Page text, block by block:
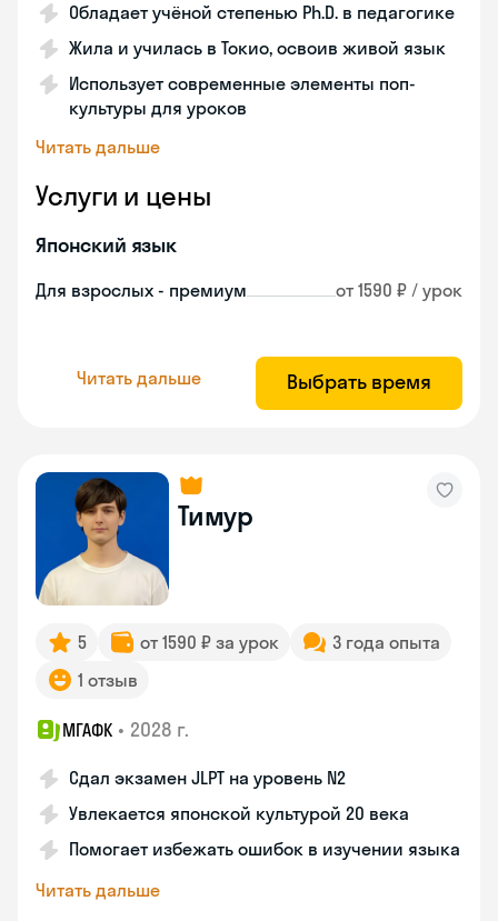
Обладает учёной степенью Ph.D. в педагогике
Жила и училась в Токио, освоив живой язык
Использует современные элементы поп-
культуры для уроков
Читать дальше
Услуги и цены
Японский язык
Для взрослых - премиум от 1590 ₽ / урок
Читать дальше Выбрать время
Тимур
5 от 1590 ₽ за урок
3 года опыта
1 отзыв
МГАФК • 2028 г.
Сдал экзамен JLPT на уровень N2
Увлекается японской культурой 20 века
Помогает избежать ошибок в изучении языка
Читать дальше